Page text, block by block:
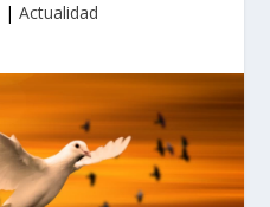
| Actualidad